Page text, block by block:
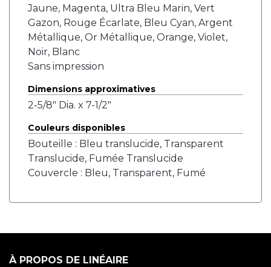
Jaune, Magenta, Ultra Bleu Marin, Vert
Gazon, Rouge Écarlate, Bleu Cyan, Argent
Métallique, Or Métallique, Orange, Violet,
Noir, Blanc
Sans impression
Dimensions approximatives
2-5/8" Dia. x 7-1/2"
Couleurs disponibles
Bouteille : Bleu translucide, Transparent
Translucide, Fumée Translucide
Couvercle : Bleu, Transparent, Fumé
À PROPOS DE LINÉAIRE